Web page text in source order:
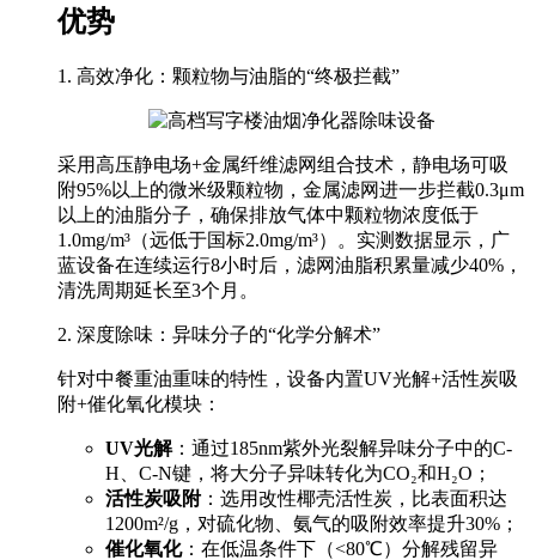
优势
1. 高效净化：颗粒物与油脂的“终极拦截”
采用高压静电场+金属纤维滤网组合技术，静电场可吸
附95%以上的微米级颗粒物，金属滤网进一步拦截0.3μm
以上的油脂分子，确保排放气体中颗粒物浓度低于
1.0mg/m³（远低于国标2.0mg/m³）。实测数据显示，广
蓝设备在连续运行8小时后，滤网油脂积累量减少40%，
清洗周期延长至3个月。
2. 深度除味：异味分子的“化学分解术”
针对中餐重油重味的特性，设备内置UV光解+活性炭吸
附+催化氧化模块：
UV光解：通过185nm紫外光裂解异味分子中的C-
H、C-N键，将大分子异味转化为CO₂和H₂O；
活性炭吸附：选用改性椰壳活性炭，比表面积达
1200m²/g，对硫化物、氨气的吸附效率提升30%；
催化氧化：在低温条件下（<80℃）分解残留异